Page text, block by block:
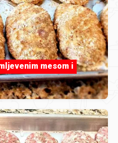
mesom i